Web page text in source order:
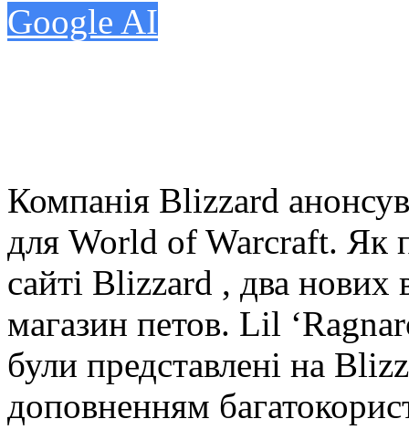
Google AI
Компанія Blizzard
для World of Warcraft. Як
сайті Blizzard , два нових
магазин петов. Lil
були представлені на
доповненням